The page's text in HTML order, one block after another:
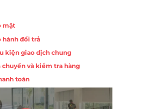
mật
hành đổi trả
kiện giao dịch chung
chuyển và kiểm tra hàng
toán